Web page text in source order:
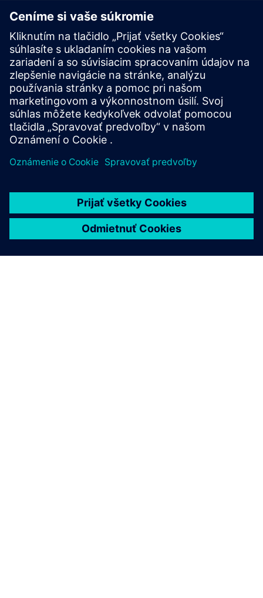
Zainteresované strany (IM, dodávatelia technológií,
systémoví integrátori, inžinierske poradenské firmy)
používajú rôzne (často vlastné) nástroje a formáty údajov
(často proprietárne) na:
• Navrhnite železničné schémy
• Príprava údajov
• Výmena údajov medzi rôznymi aktérmi
• Testovanie/simulácia